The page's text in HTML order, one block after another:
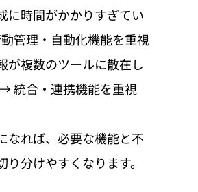
に時間がかかりすぎてい
管理・自動化機能を重視
が複数のツールに散在し
統合・連携機能を重視
なれば、必要な機能と不
り分けやすくなります。